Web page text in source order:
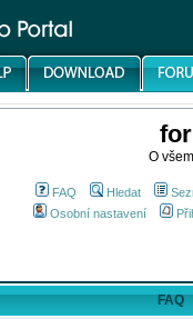
O
FAQ Hledat
Osobní nastavení
FAQ